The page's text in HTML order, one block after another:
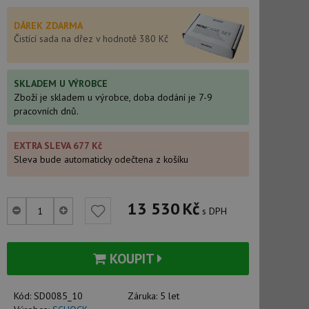
DÁREK ZDARMA
Čistící sada na dřez v hodnotě 380 Kč
SKLADEM U VÝROBCE
Zboží je skladem u výrobce, doba dodání je 7-9
pracovních dnů.
EXTRA SLEVA 677 Kč
Sleva bude automaticky odečtena z košíku
13 530Kč s DPH
KOUPIT
Kód: SD0085_10 Záruka: 5 let